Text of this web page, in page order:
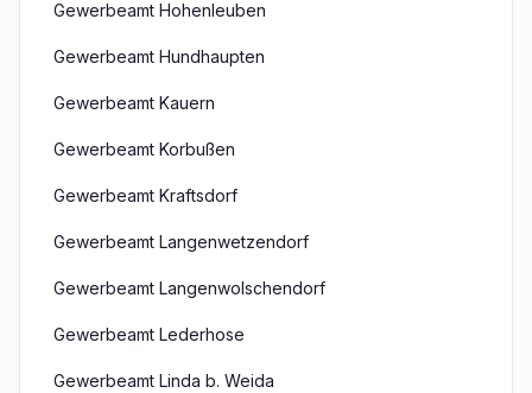
Gewerbeamt Hohenleuben
Gewerbeamt Hundhaupten
Gewerbeamt Kauern
Gewerbeamt Korbußen
Gewerbeamt Kraftsdorf
Gewerbeamt Langenwetzendorf
Gewerbeamt Langenwolschendorf
Gewerbeamt Lederhose
Gewerbeamt Linda b. Weida